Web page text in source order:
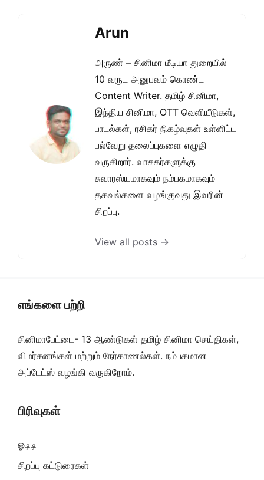
Arun
அருண் – சினிமா மீடியா துறையில்
10 வருட அனுபவம் கொண்ட
Content Writer. தமிழ் சினிமா,
இந்திய சினிமா, OTT வெளியீடுகள்,
பாடல்கள், ரசிகர் நிகழ்வுகள் உள்ளிட்ட
பல்வேறு தலைப்புகளை எழுதி
வருகிறார். வாசகர்களுக்கு
சுவாரஸ்யமாகவும் நம்பகமாகவும்
தகவல்களை வழங்குவது இவரின்
சிறப்பு.
View all posts →
எங்களை பற்றி
சினிமாபேட்டை- 13 ஆண்டுகள் தமிழ் சினிமா செய்திகள்,
விமர்சனங்கள் மற்றும் நேர்காணல்கள். நம்பகமான
அப்டேட்ஸ் வழங்கி வருகிறோம்.
பிரிவுகள்
ஓடிடி
சிறப்பு கட்டுரைகள்